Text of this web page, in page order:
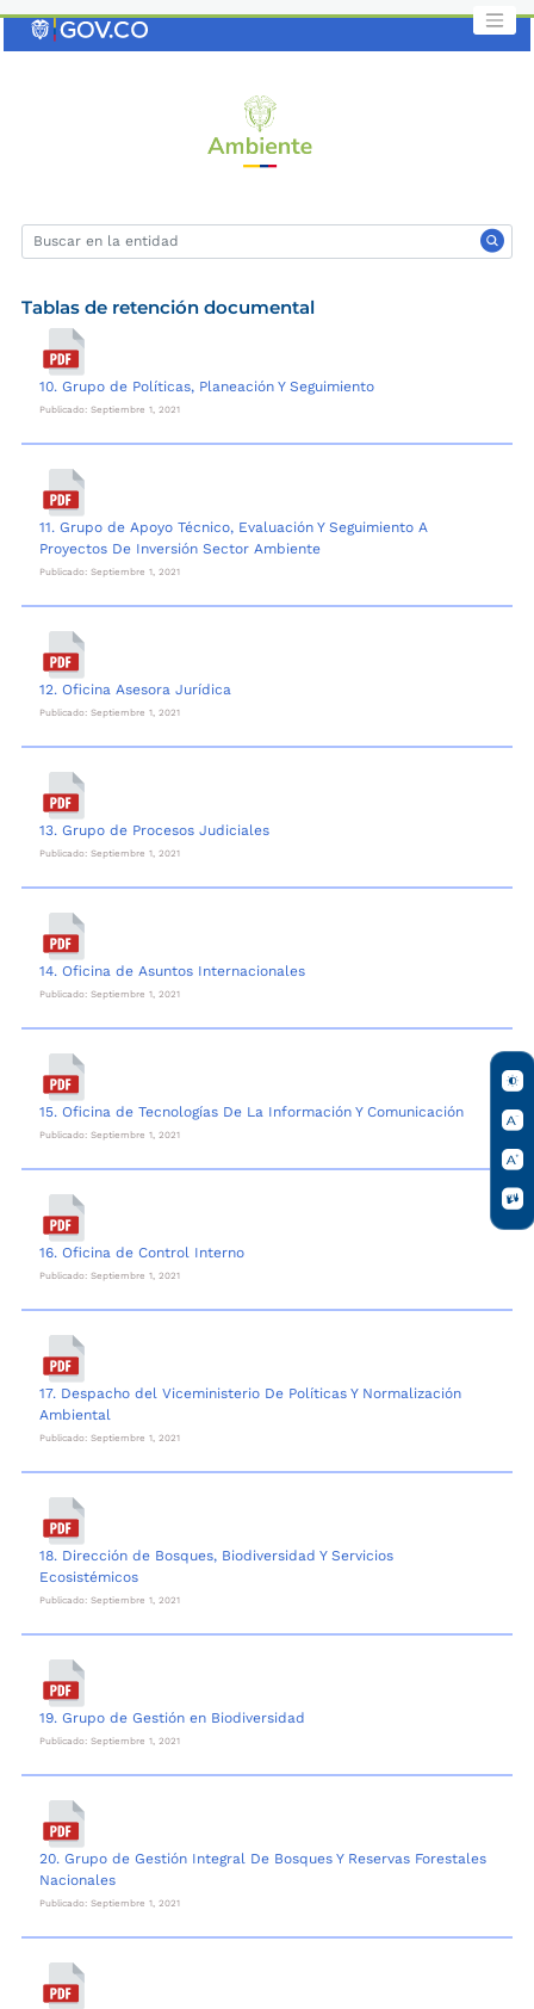
Tablas de retención documental
10. Grupo de Políticas, Planeación Y Seguimiento
Publicado: Septiembre 1, 2021
11. Grupo de Apoyo Técnico, Evaluación Y Seguimiento A
Proyectos De Inversión Sector Ambiente
Publicado: Septiembre 1, 2021
12. Oficina Asesora Jurídica
Publicado: Septiembre 1, 2021
13. Grupo de Procesos Judiciales
Publicado: Septiembre 1, 2021
14. Oficina de Asuntos Internacionales
Publicado: Septiembre 1, 2021
15. Oficina de Tecnologías De La Información Y Comunicación
Publicado: Septiembre 1, 2021
16. Oficina de Control Interno
Publicado: Septiembre 1, 2021
17. Despacho del Viceministerio De Políticas Y Normalización
Ambiental
Publicado: Septiembre 1, 2021
18. Dirección de Bosques, Biodiversidad Y Servicios
Ecosistémicos
Publicado: Septiembre 1, 2021
19. Grupo de Gestión en Biodiversidad
Publicado: Septiembre 1, 2021
20. Grupo de Gestión Integral De Bosques Y Reservas Forestales
Nacionales
Publicado: Septiembre 1, 2021